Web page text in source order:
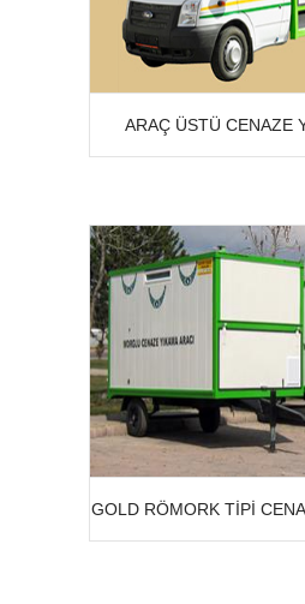
detay
ARAÇ ÜSTÜ CENAZE
detay
GOLD RÖMORK TIPI